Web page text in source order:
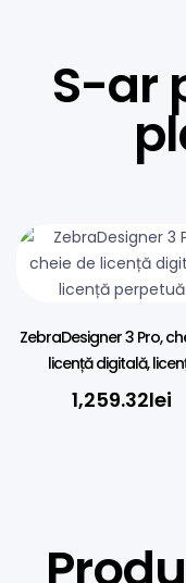
S-ar
ZebraDesigner 3 Pro,
licență digitală,
perpetuă
1,259.32lei